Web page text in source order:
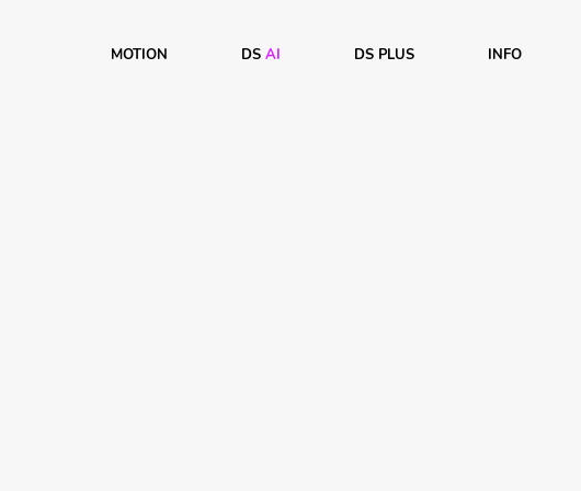
MOTION DS AI DS PLUS INFO